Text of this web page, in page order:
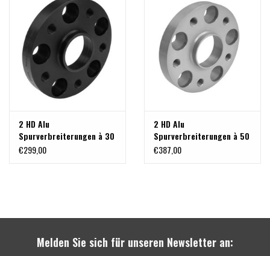
2 HD Alu
Spurverbreiterungen à 30
mm 6x130 M14x1,5 für
€299,00
2 HD Alu
Spurverbreiterungen à 50
mm 6x130 M14x1,5 für
€387,00
Melden Sie sich für unseren Newsletter an: